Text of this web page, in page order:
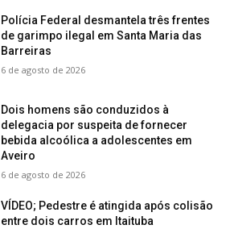
Polícia Federal desmantela três frentes
de garimpo ilegal em Santa Maria das
Barreiras
6 de agosto de 2026
Dois homens são conduzidos à
delegacia por suspeita de fornecer
bebida alcoólica a adolescentes em
Aveiro
6 de agosto de 2026
VÍDEO; Pedestre é atingida após colisão
entre dois carros em Itaituba